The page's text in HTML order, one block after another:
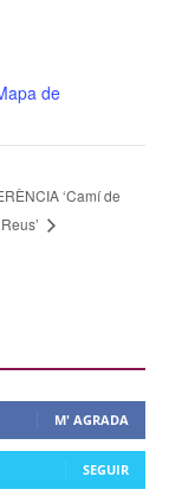
de
‘Camí de
M' AGRADA
SEGUIR